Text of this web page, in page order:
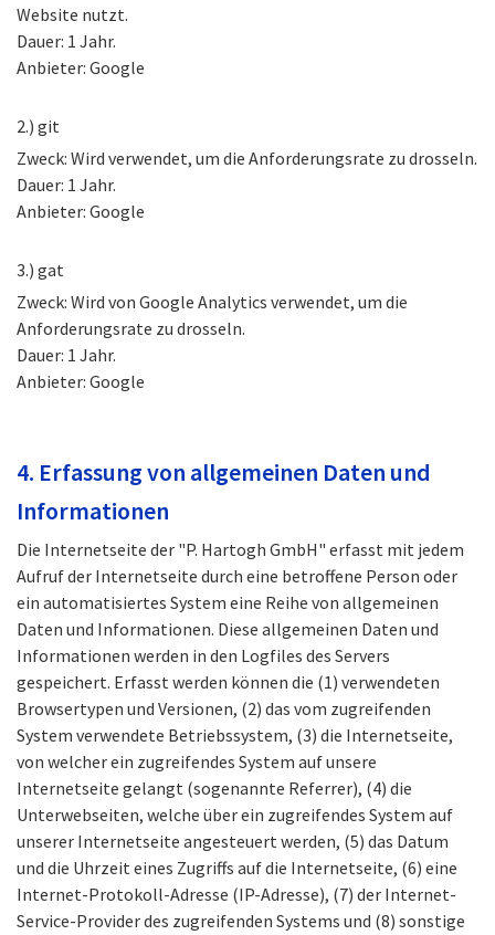
Website nutzt.
Dauer: 1 Jahr.
Anbieter: Google
2.) git
Zweck: Wird verwendet, um die Anforderungsrate zu drosseln.
Dauer: 1 Jahr.
Anbieter: Google
3.) gat
Zweck: Wird von Google Analytics verwendet, um die
Anforderungsrate zu drosseln.
Dauer: 1 Jahr.
Anbieter: Google
4. Erfassung von allgemeinen Daten und
Informationen
Die Internetseite der "P. Hartogh GmbH" erfasst mit jedem
Aufruf der Internetseite durch eine betroffene Person oder
ein automatisiertes System eine Reihe von allgemeinen
Daten und Informationen. Diese allgemeinen Daten und
Informationen werden in den Logfiles des Servers
gespeichert. Erfasst werden können die (1) verwendeten
Browsertypen und Versionen, (2) das vom zugreifenden
System verwendete Betriebssystem, (3) die Internetseite,
von welcher ein zugreifendes System auf unsere
Internetseite gelangt (sogenannte Referrer), (4) die
Unterwebseiten, welche über ein zugreifendes System auf
unserer Internetseite angesteuert werden, (5) das Datum
und die Uhrzeit eines Zugriffs auf die Internetseite, (6) eine
Internet-Protokoll-Adresse (IP-Adresse), (7) der Internet-
Service-Provider des zugreifenden Systems und (8) sonstige